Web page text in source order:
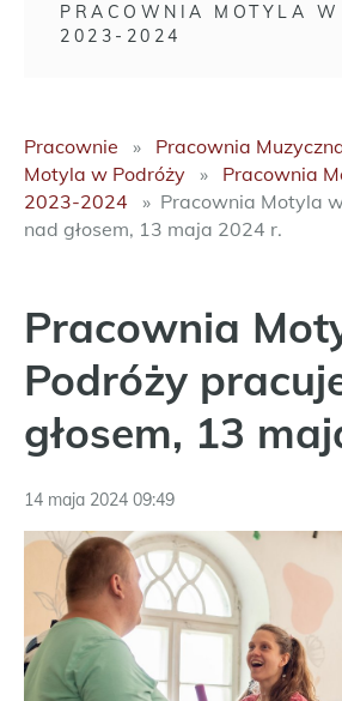
PRACOWNIA MOTYLA W
2023-2024
Pracownie Pracownia
Motyla w Podróży
Pracownia
2023-2024
Pracownia Motyla
nad głosem, 13 maja 2024 r.
Pracownia
Podróży
głosem, 13
14 maja 2024 09:49